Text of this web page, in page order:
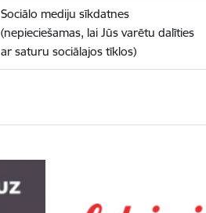
Sociālo mediju sīkdatnes
(nepieciešamas, lai Jūs varētu dalīties
ar saturu sociālajos tīklos)